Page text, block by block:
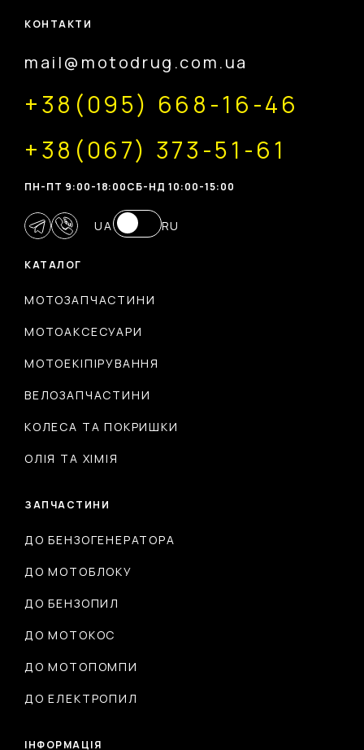
КАТАЛОГ
МОТОЗАПЧАСТИНИ
МОТОАКСЕСУАРИ
МОТОЕКІПІРУВАННЯ
ВЕЛОЗАПЧАСТИНИ
КОЛЕСА ТА ПОКРИШКИ
ОЛІЯ ТА ХІМІЯ
ЗАПЧАСТИНИ
ДО БЕНЗОГЕНЕРАТОРА
ДО МОТОБЛОКУ
ДО БЕНЗОПИЛ
ДО МОТОКОС
ДО МОТОПОМПИ
ДО ЕЛЕКТРОПИЛ
ІНФОРМАЦІЯ
КОНТАКТИ
mail@motodrug.com.ua
+38(095) 668-16-46
+38(067) 373-51-61
ПН-ПТ 9:00-18:00CБ-НД 10:00-15:00
UA RU